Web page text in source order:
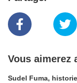
Vous aimerez
Sudel Fuma,